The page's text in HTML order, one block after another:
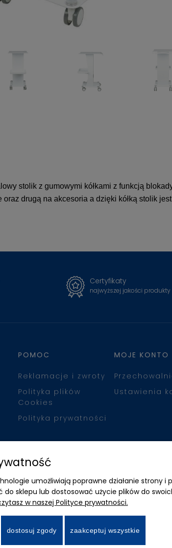
stolik z gumowymi kółkami z funkcją
oraz drugą na akcesoria a dzięki kółką stolik
Certyfikaty
najwyższej jakości produkty
POMOC
Reklamacje i zwroty
Polityka plików
Cookies
Polityka prywatności
MOJE KONTO
Ustawienia
umożliwiają poprawne działanie
do sklepu lub dostosować użycie plików do
w naszej Polityce prywatności.
dostosuj zgody zaakceptuj wszystkie